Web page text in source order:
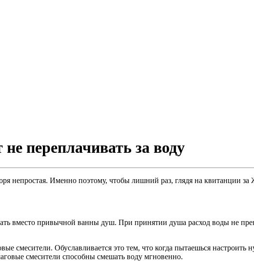
переплачивать за воду
непростая. Именно поэтому, чтобы лишний раз, глядя на квитанции
вместо привычной ванны душ. При принятии душа расход воды не
смесители. Обуславливается это тем, что когда пытаешься
смесители способны смешать воду мгновенно.